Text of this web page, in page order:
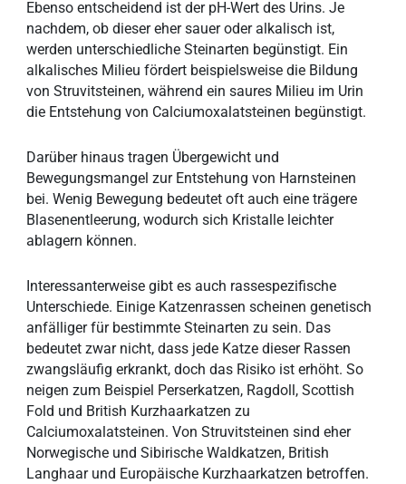
Ebenso entscheidend ist der pH-Wert des Urins. Je
nachdem, ob dieser eher sauer oder alkalisch ist,
werden unterschiedliche Steinarten begünstigt. Ein
alkalisches Milieu fördert beispielsweise die Bildung
von Struvitsteinen, während ein saures Milieu im Urin
die Entstehung von Calciumoxalatsteinen begünstigt.
Darüber hinaus tragen Übergewicht und
Bewegungsmangel zur Entstehung von Harnsteinen
bei. Wenig Bewegung bedeutet oft auch eine trägere
Blasenentleerung, wodurch sich Kristalle leichter
ablagern können.
Interessanterweise gibt es auch rassespezifische
Unterschiede. Einige Katzenrassen scheinen genetisch
anfälliger für bestimmte Steinarten zu sein. Das
bedeutet zwar nicht, dass jede Katze dieser Rassen
zwangsläufig erkrankt, doch das Risiko ist erhöht. So
neigen zum Beispiel Perserkatzen, Ragdoll, Scottish
Fold und British Kurzhaarkatzen zu
Calciumoxalatsteinen. Von Struvitsteinen sind eher
Norwegische und Sibirische Waldkatzen, British
Langhaar und Europäische Kurzhaarkatzen betroffen.